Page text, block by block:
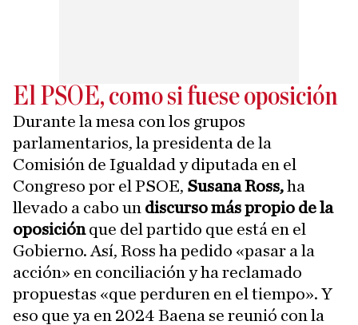
El PSOE, como si fuese oposición
Durante la mesa con los grupos
parlamentarios, la presidenta de la
Comisión de Igualdad y diputada en el
Congreso por el PSOE, Susana Ross,ha
llevado a cabo un discurso más propio de la
oposiciónque del partido que está en el
Gobierno. Así, Ross ha pedido «pasar a la
acción» en conciliación y ha reclamado
propuestas «que perduren en el tiempo». Y
eso que ya en 2024 Baena se reunió con la